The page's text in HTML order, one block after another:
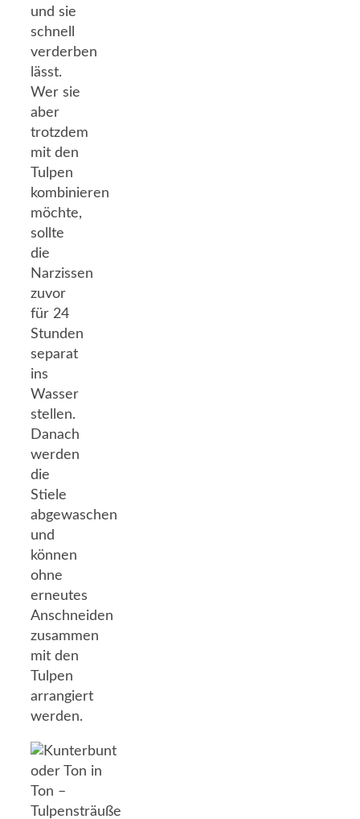
und sie
schnell
verderben
lässt.
Wer sie
aber
trotzdem
mit den
Tulpen
kombinieren
möchte,
sollte
die
Narzissen
zuvor
für 24
Stunden
separat
ins
Wasser
stellen.
Danach
werden
die
Stiele
abgewaschen
und
können
ohne
erneutes
Anschneiden
zusammen
mit den
Tulpen
arrangiert
werden.